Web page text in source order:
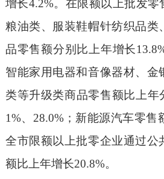
增长4.2%。在限额以上批发零
粮油类、服装鞋帽针纺织品类
品零售额分别比上年增长
智能家用电器和音像器材、金
类等升级类商品零售额比上年
1%、 28.0%；新能源汽车零售
全市限额以上批零企业通过公
额比上年增长20.8%。